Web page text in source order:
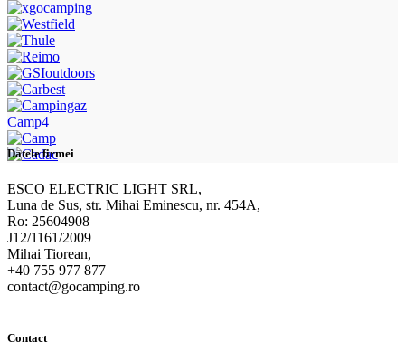
Camp4
Datele firmei
ESCO ELECTRIC LIGHT SRL,
Luna de Sus, str. Mihai Eminescu, nr. 454A,
Ro: 25604908
J12/1161/2009
Mihai Tiorean,
+40 755 977 877
contact@gocamping.ro
Contact